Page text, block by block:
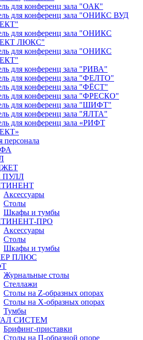
для конференц зала "ОАК"
для конференц зала "ОНИКС ВУД
для конференц зала "ОНИКС
ЛЮКС"
для конференц зала "ОНИКС
для конференц зала "РИВА"
для конференц зала "ФЕЛТО"
для конференц зала "ФЁСТ"
для конференц зала "ФРЕСКО"
для конференц зала "ШИФТ"
для конференц зала "ЯЛТА"
для конференц зала «РИФТ
персонала
ПУЛЛ
Аксессуары
Столы
Шкафы и тумбы
ПРО
Аксессуары
Столы
Шкафы и тумбы
ПЛЮС
Журнальные столы
Стеллажи
Столы на Z-образных опорах
Столы на Х-образных опорах
Тумбы
СИСТЕМ
Брифинг-приставки
Столы на П-образной опоре